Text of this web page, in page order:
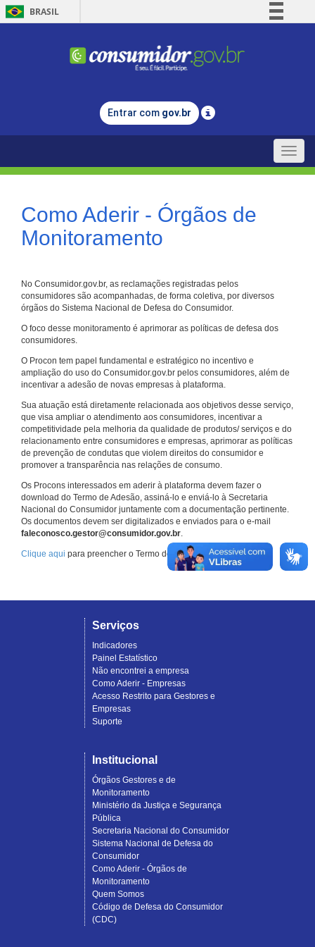
BRASIL
Comunica BR
Legislação
Entrar com gov.br
Toggle
Como Aderir - Órgãos de
Monitoramento
No Consumidor.gov.br, as reclamações registradas pelos
consumidores são acompanhadas, de forma coletiva, por diversos
órgãos do Sistema Nacional de Defesa do Consumidor.
O foco desse monitoramento é aprimorar as políticas de defesa dos
consumidores.
O Procon tem papel fundamental e estratégico no incentivo e
ampliação do uso do Consumidor.gov.br pelos consumidores, além de
incentivar a adesão de novas empresas à plataforma.
Sua atuação está diretamente relacionada aos objetivos desse serviço,
que visa ampliar o atendimento aos consumidores, incentivar a
competitividade pela melhoria da qualidade de produtos/ serviços e do
relacionamento entre consumidores e empresas, aprimorar as políticas
de prevenção de condutas que violem direitos do consumidor e
promover a transparência nas relações de consumo.
Os Procons interessados em aderir à plataforma devem fazer o
download do Termo de Adesão, assiná-lo e enviá-lo à Secretaria
Nacional do Consumidor juntamente com a documentação pertinente.
Os documentos devem ser digitalizados e enviados para o e-mail
faleconosco.gestor@consumidor.gov.br.
Clique aqui para preencher o Termo de Adesão.
Serviços
Indicadores
Painel Estatístico
Não encontrei a empresa
Como Aderir - Empresas
Acesso Restrito para Gestores e
Empresas
Suporte
Institucional
Órgãos Gestores e de
Monitoramento
Ministério da Justiça e Segurança
Pública
Secretaria Nacional do Consumidor
Sistema Nacional de Defesa do
Consumidor
Como Aderir - Órgãos de
Monitoramento
Quem Somos
Código de Defesa do Consumidor
(CDC)